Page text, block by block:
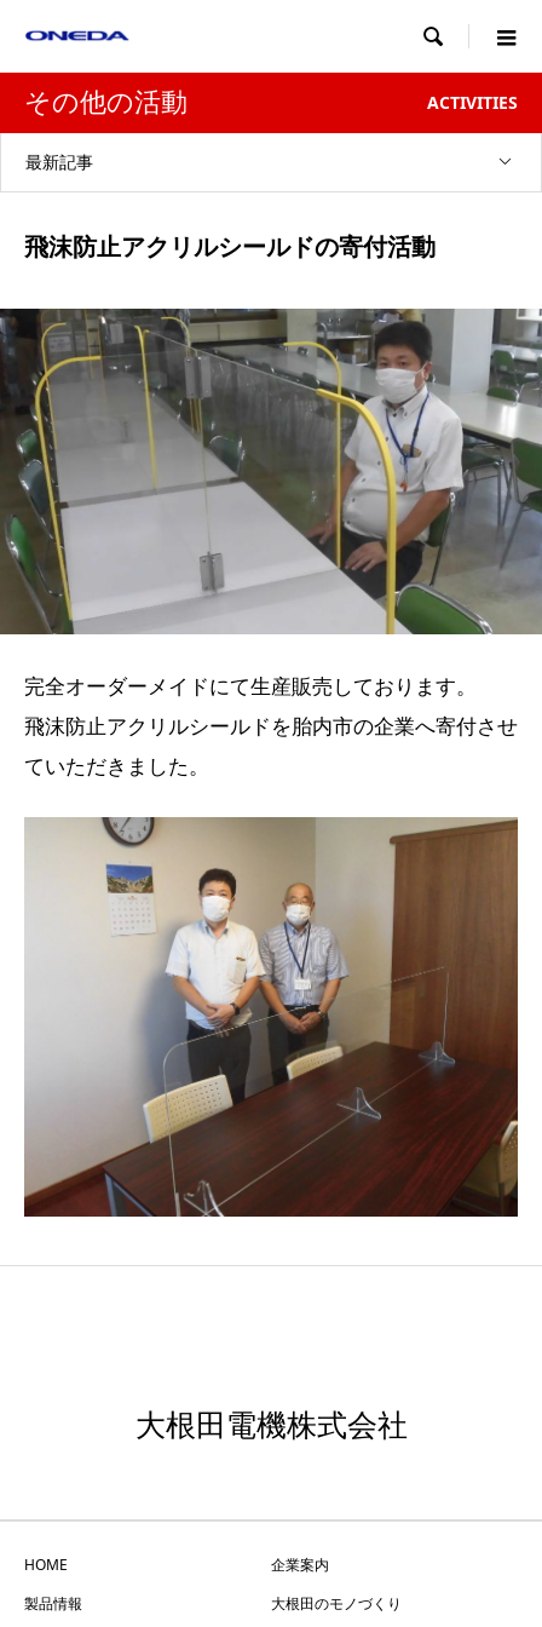

その他の活動 ACTIVITIES
最新記事
飛沫防止アクリルシールドの寄付活動
完全オーダーメイドにて生産販売しております。
飛沫防止アクリルシールドを胎内市の企業へ寄付させ
ていただきました。
大根田電機株式会社
HOME
企業案内
製品情報
大根田のモノづくり